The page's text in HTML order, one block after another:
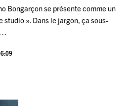
Bongarçon se présente comme un
studio ». Dans le jargon, ça sous-